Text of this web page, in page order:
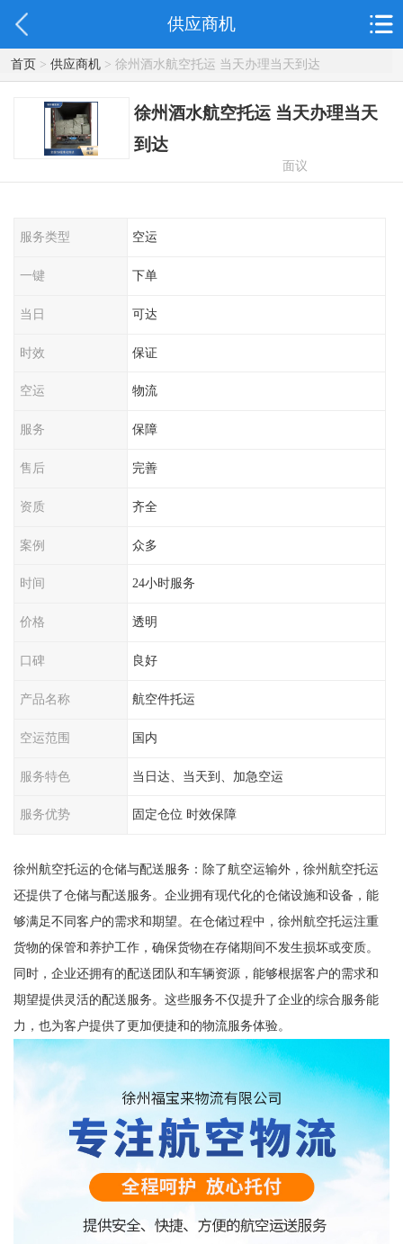
供应商机
首页> 供应商机> 徐州酒水航空托运 当天办理当天到达
徐州酒水航空托运 当天办理当天
到达
面议
服务类型 空运
一键 下单
当日 可达
时效 保证
空运 物流
服务 保障
售后 完善
资质 齐全
案例 众多
时间 24小时服务
价格 透明
口碑 良好
产品名称 航空件托运
空运范围 国内
服务特色 当日达、当天到、加急空运
服务优势 固定仓位 时效保障
徐州航空托运的仓储与配送服务：除了航空运输外，徐州航空托运
还提供了仓储与配送服务。企业拥有现代化的仓储设施和设备，能
够满足不同客户的需求和期望。在仓储过程中，徐州航空托运注重
货物的保管和养护工作，确保货物在存储期间不发生损坏或变质。
同时，企业还拥有的配送团队和车辆资源，能够根据客户的需求和
期望提供灵活的配送服务。这些服务不仅提升了企业的综合服务能
力，也为客户提供了更加便捷和的物流服务体验。